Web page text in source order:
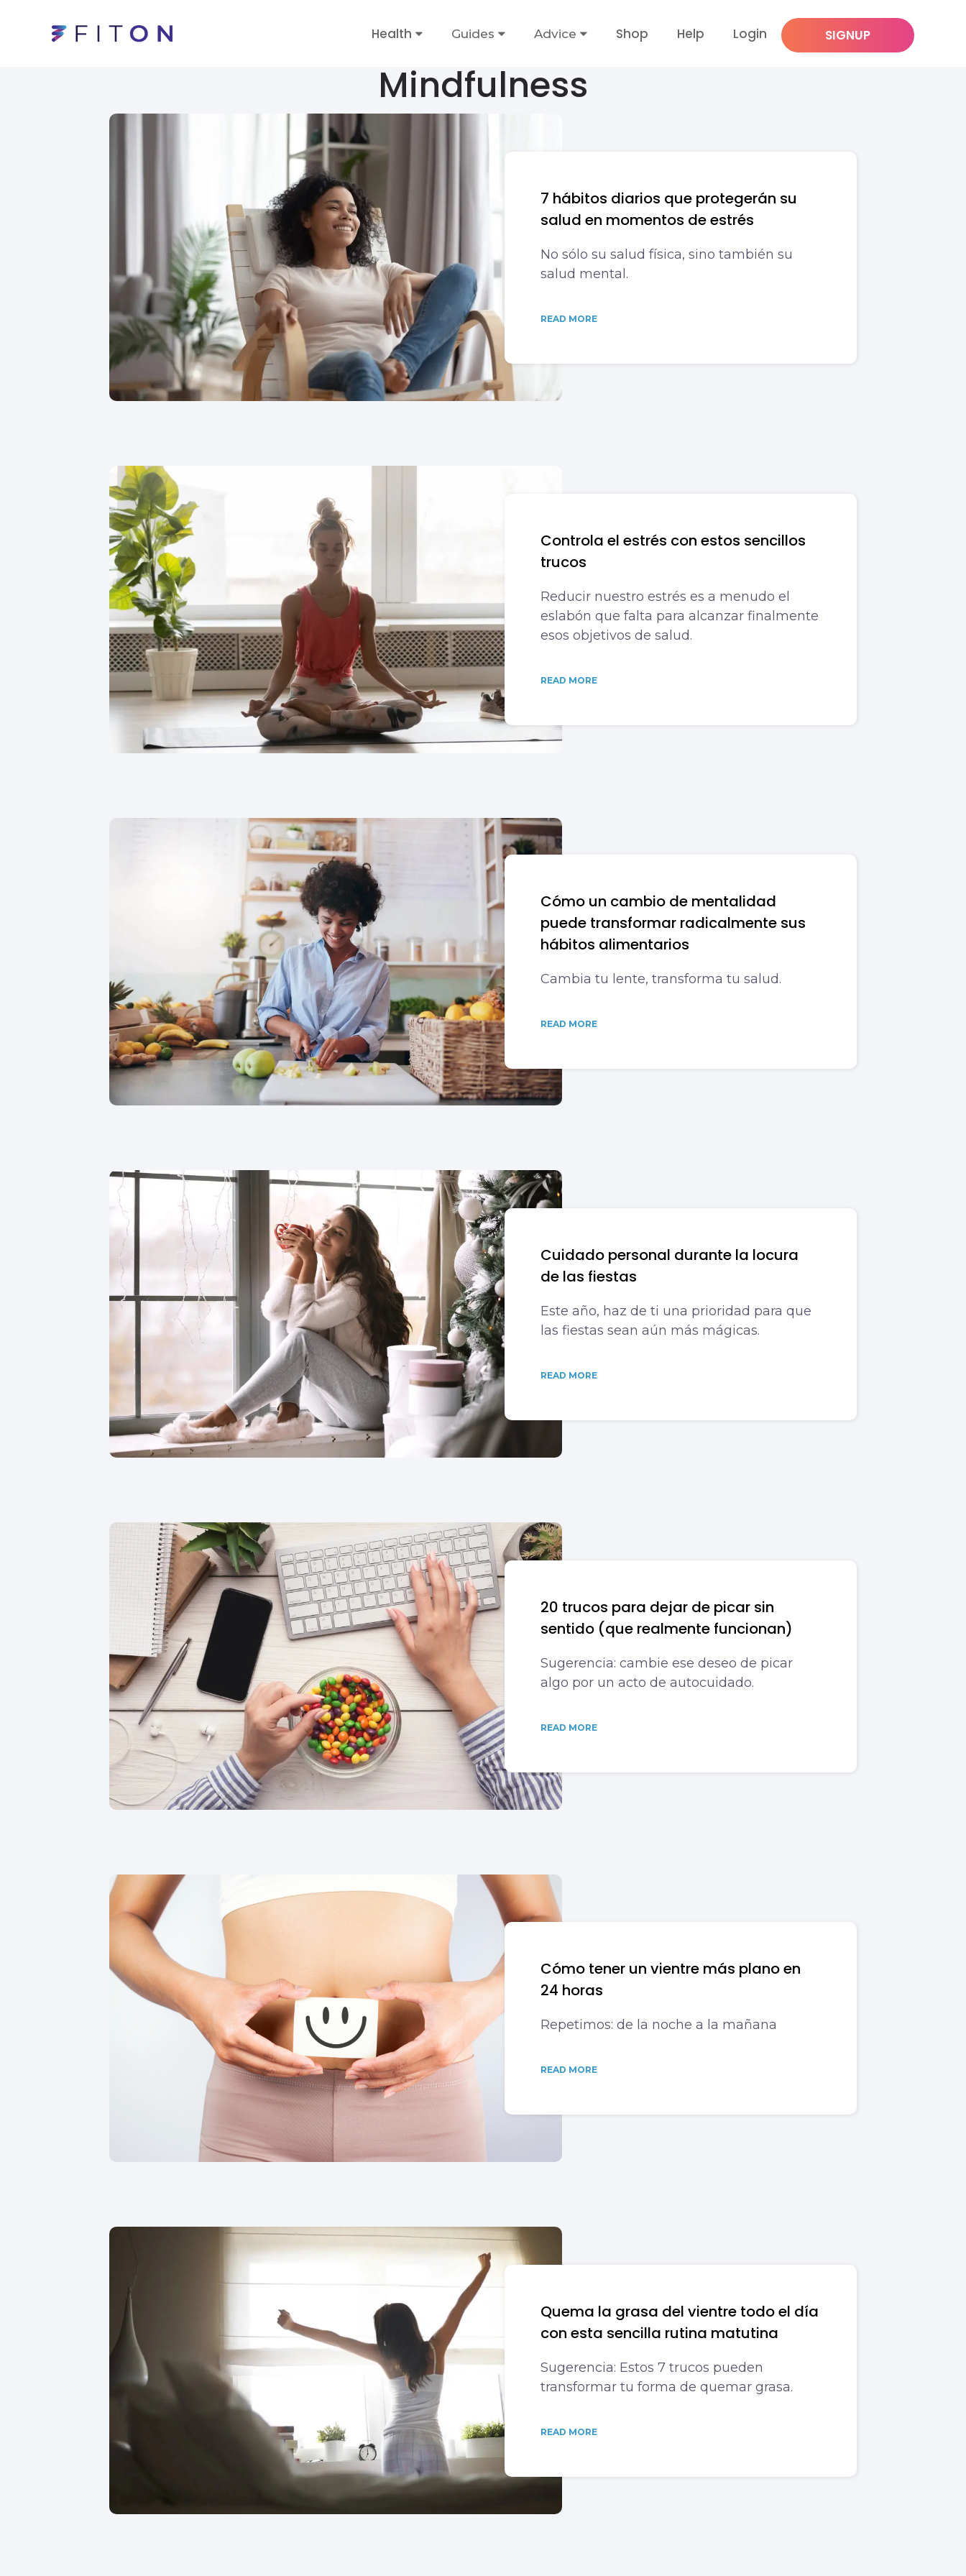
Health Guides Advice Shop Help Login SIGNUP
Mindfulness
7 hábitos diarios que protegerán su
salud en momentos de estrés
No sólo su salud física, sino también su
salud mental.
READ MORE
Controla el estrés con estos sencillos
trucos
Reducir nuestro estrés es a menudo el
eslabón que falta para alcanzar finalmente
esos objetivos de salud.
READ MORE
Cómo un cambio de mentalidad
puede transformar radicalmente sus
hábitos alimentarios
Cambia tu lente, transforma tu salud.
READ MORE
Cuidado personal durante la locura
de las fiestas
Este año, haz de ti una prioridad para que
las fiestas sean aún más mágicas.
READ MORE
20 trucos para dejar de picar sin
sentido (que realmente funcionan)
Sugerencia: cambie ese deseo de picar
algo por un acto de autocuidado.
READ MORE
Cómo tener un vientre más plano en
24 horas
Repetimos: de la noche a la mañana
READ MORE
Quema la grasa del vientre todo el día
con esta sencilla rutina matutina
Sugerencia: Estos 7 trucos pueden
transformar tu forma de quemar grasa.
READ MORE